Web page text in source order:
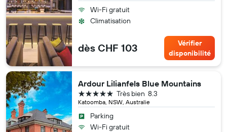
Wi-Fi gratuit
Climatisation
dès CHF 103
Vérifier
disponibilité
Ardour Lilianfels Blue Mountains
Katoomba, NSW, Australie
8.3
Très bien
5 étoiles
Parking
Wi-Fi gratuit